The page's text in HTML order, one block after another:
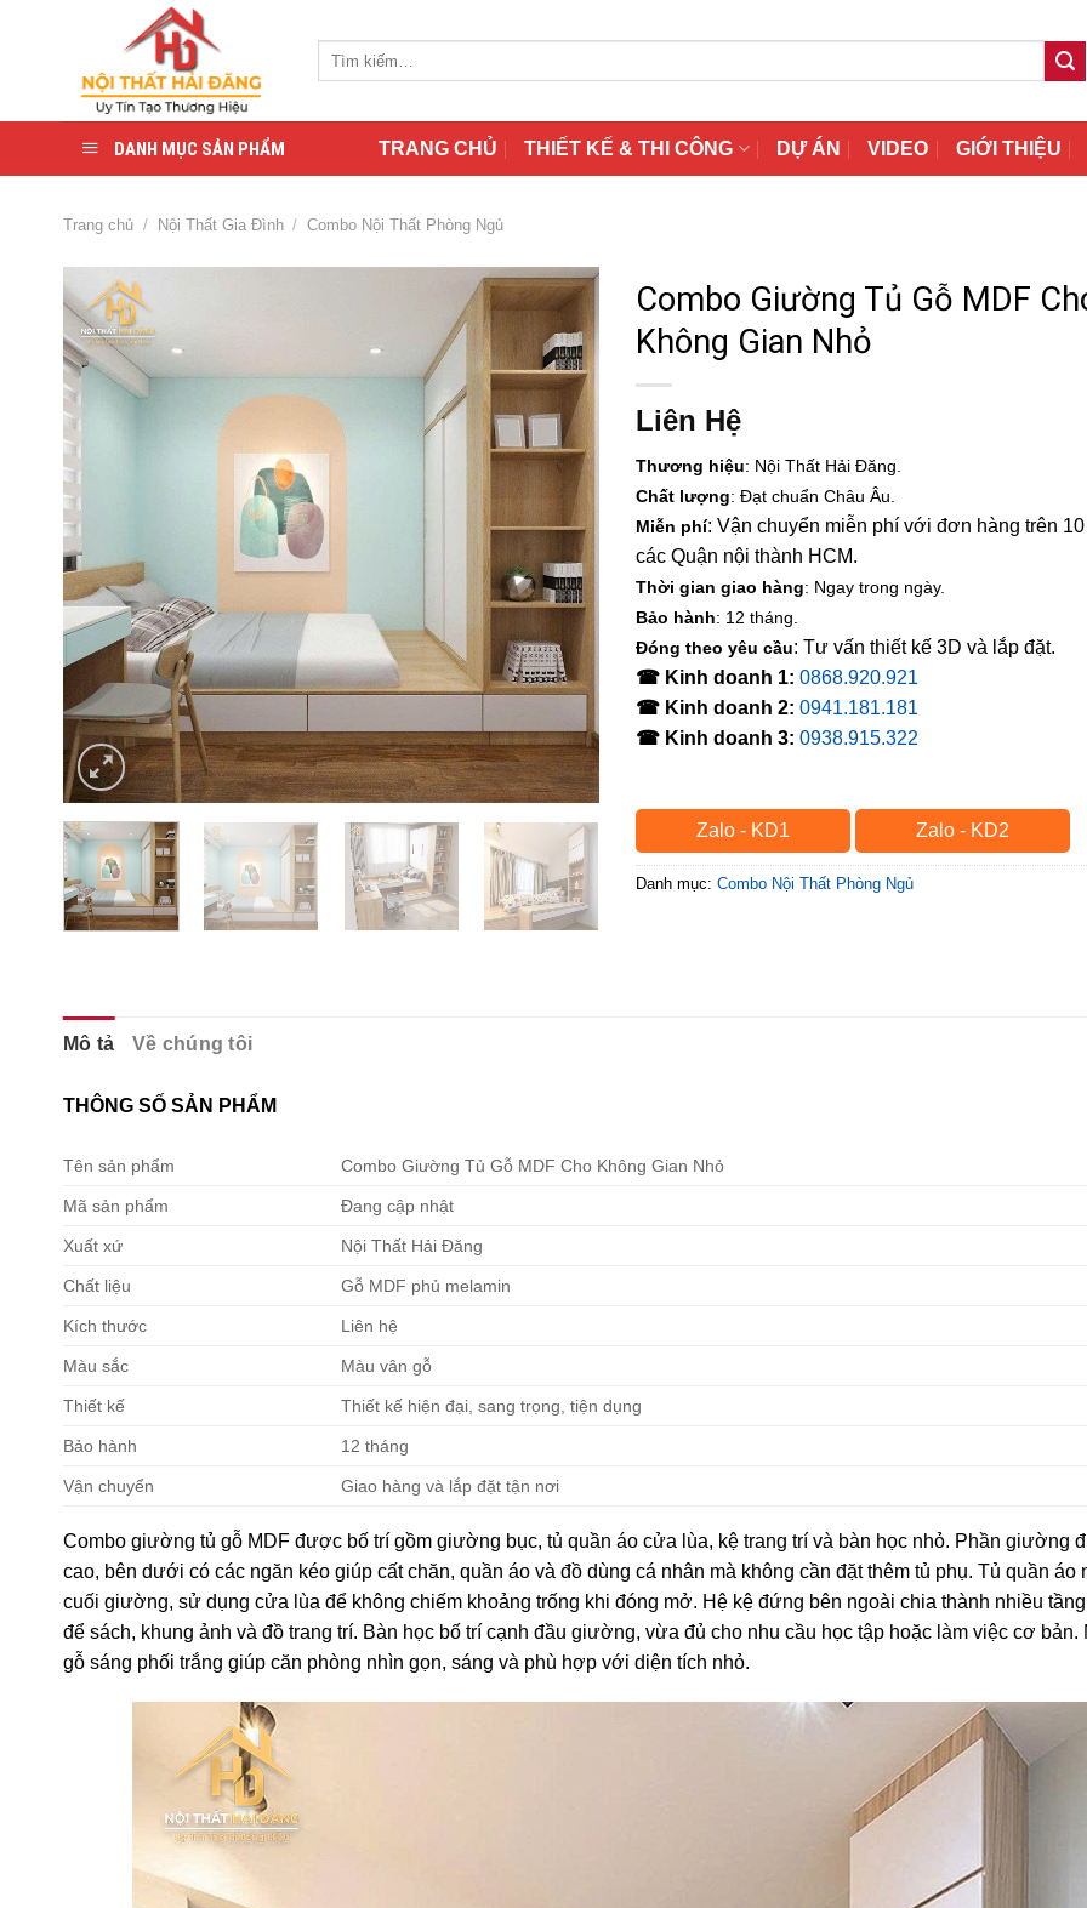
DANH MỤC SẢN PHẨM TRANG CHỦ THIẾT KẾ & THI CÔNG DỰ ÁN VIDEO GIỚI THIỆU
Trang chủ / Nội Thất Gia Đình / Combo Nội Thất Phòng Ngủ
Combo Giường Tủ Gỗ MDF
Không Gian Nhỏ
Liên Hệ
Thương hiệu: Nội Thất Hải Đăng.
Chất lượng: Đạt chuẩn Châu Âu.
Miễn phí: Vận chuyển miễn phí với đơn hàng trên 10
các Quận nội thành HCM.
Thời gian giao hàng: Ngay trong ngày.
Bảo hành: 12 tháng.
Đóng theo yêu cầu: Tư vấn thiết kế 3D và lắp đặt.
☎ Kinh doanh 1: 0868.920.921
☎ Kinh doanh 2: 0941.181.181
☎ Kinh doanh 3: 0938.915.322
Zalo - KD1 Zalo - KD2
Danh mục: Combo Nội Thất Phòng Ngủ
Mô tả Về chúng tôi
THÔNG SỐ SẢN PHẨM
Tên sản phẩm Combo Giường Tủ Gỗ MDF Cho Không Gian Nhỏ
Mã sản phẩm Đang cập nhật
Xuất xứ Nội Thất Hải Đăng
Chất liệu Gỗ MDF phủ melamin
Kích thước Liên hệ
Màu sắc Màu vân gỗ
Thiết kế Thiết kế hiện đại, sang trọng, tiện dụng
Bảo hành 12 tháng
Vận chuyển Giao hàng và lắp đặt tận nơi
Combo giường tủ gỗ MDF được bố trí gồm giường bục, tủ quần áo cửa lùa, kệ trang trí và bàn học nhỏ. Phần giường
cao, bên dưới có các ngăn kéo giúp cất chăn, quần áo và đồ dùng cá nhân mà không cần đặt thêm tủ phụ. Tủ quần áo
cuối giường, sử dụng cửa lùa để không chiếm khoảng trống khi đóng mở. Hệ kệ đứng bên ngoài chia thành nhiều
để sách, khung ảnh và đồ trang trí. Bàn học bố trí cạnh đầu giường, vừa đủ cho nhu cầu học tập hoặc làm việc cơ bản.
gỗ sáng phối trắng giúp căn phòng nhìn gọn, sáng và phù hợp với diện tích nhỏ.